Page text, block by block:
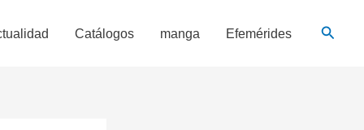
Catálogos manga Efemérides